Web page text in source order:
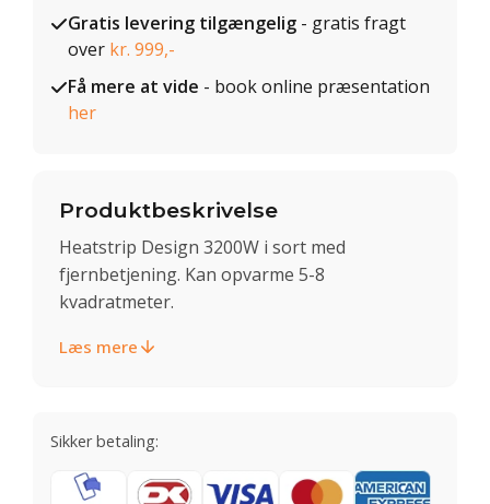
Gratis levering tilgængelig - gratis fragt
over kr. 999,-
Få mere at vide - book online præsentation
her
Produktbeskrivelse
Heatstrip Design 3200W i sort med
fjernbetjening. Kan opvarme 5-8
kvadratmeter.
Læs mere
Sikker betaling: